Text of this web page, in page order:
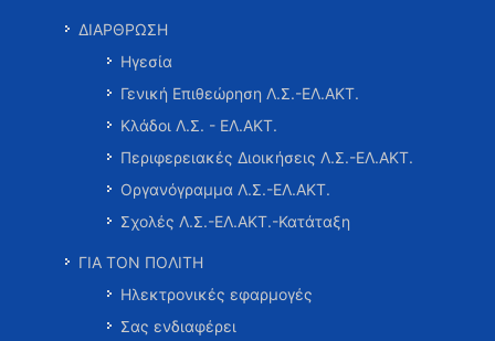
ΔΙΑΡΘΡΩΣΗ
Ηγεσία
Γενική Επιθεώρηση Λ.Σ.-ΕΛ.ΑΚΤ.
Κλάδοι Λ.Σ. - ΕΛ.ΑΚΤ.
Περιφερειακές Διοικήσεις Λ.Σ.-ΕΛ.ΑΚΤ.
Οργανόγραμμα Λ.Σ.-ΕΛ.ΑΚΤ.
Σχολές Λ.Σ.-ΕΛ.ΑΚΤ.-Κατάταξη
ΓΙΑ ΤΟΝ ΠΟΛΙΤΗ
Ηλεκτρονικές εφαρμογές
Σας ενδιαφέρει